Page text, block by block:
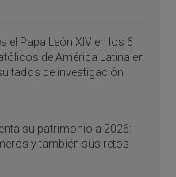
el Papa León XIV en los 6
de América Latina en
de investigación
su patrimonio a 2026:
y también sus retos